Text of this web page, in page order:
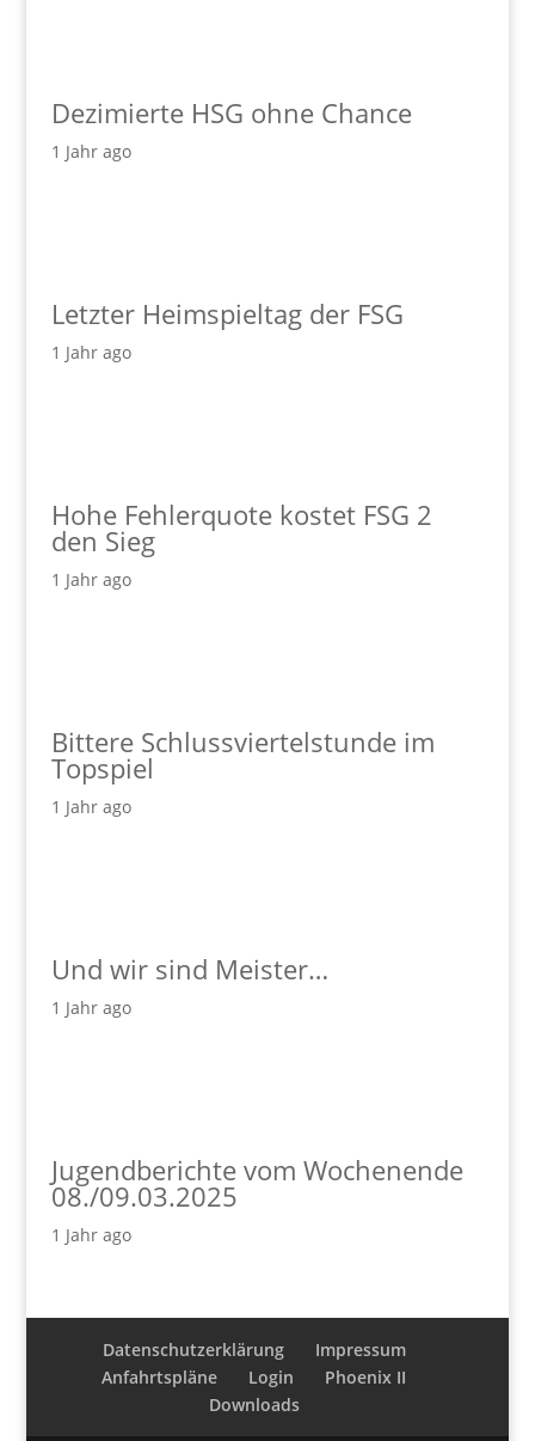
Dezimierte HSG ohne Chance
1 Jahr ago
Letzter Heimspieltag der FSG
1 Jahr ago
Hohe Fehlerquote kostet FSG 2
den Sieg
1 Jahr ago
Bittere Schlussviertelstunde im
Topspiel
1 Jahr ago
Und wir sind Meister…
1 Jahr ago
Jugendberichte vom Wochenende
08./09.03.2025
1 Jahr ago
Datenschutzerklärung
Impressum
Anfahrtspläne
Login
Phoenix II
Downloads